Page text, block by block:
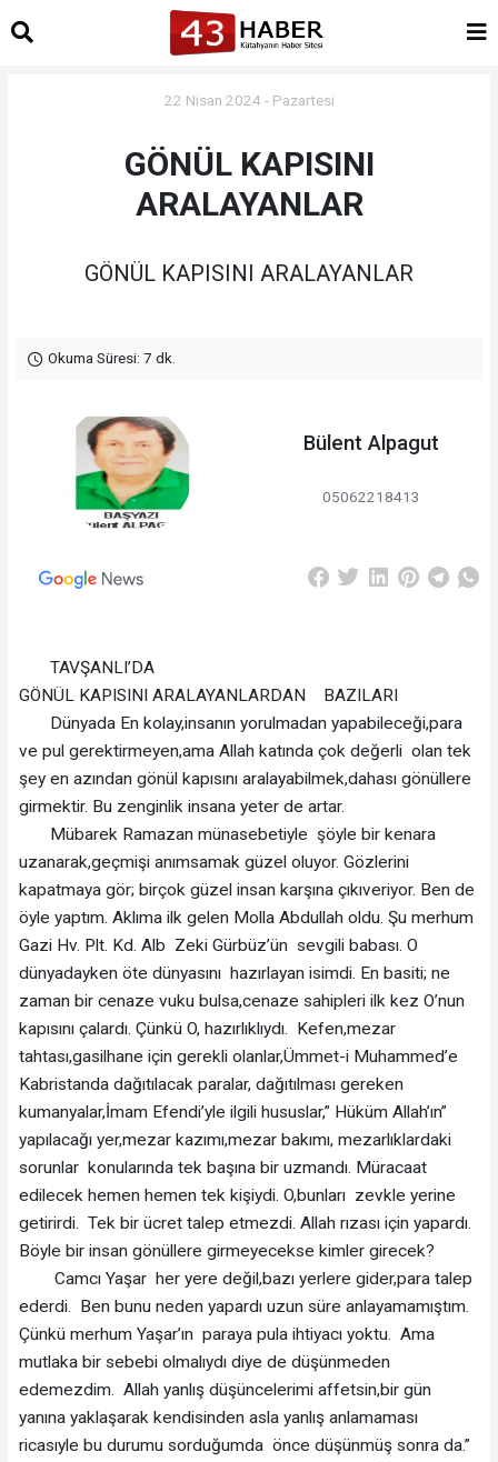
22 Nisan 2024 - Pazartesi
GÖNÜL KAPISINI
ARALAYANLAR
GÖNÜL KAPISINI ARALAYANLAR
Okuma Süresi: 7 dk.
Bülent Alpagut
05062218413
TAVŞANLI’DA
GÖNÜL KAPISINI ARALAYANLARDAN BAZILARI
Dünyada En kolay,insanın yorulmadan yapabileceği,para
ve pul gerektirmeyen,ama Allah katında çok değerli olan tek
şey en azından gönül kapısını aralayabilmek,dahası gönüllere
girmektir. Bu zenginlik insana yeter de artar.
Mübarek Ramazan münasebetiyle şöyle bir kenara
uzanarak,geçmişi anımsamak güzel oluyor. Gözlerini
kapatmaya gör; birçok güzel insan karşına çıkıveriyor. Ben de
öyle yaptım. Aklıma ilk gelen Molla Abdullah oldu. Şu merhum
Gazi Hv. Plt. Kd. Alb Zeki Gürbüz’ün sevgili babası. O
dünyadayken öte dünyasını hazırlayan isimdi. En basiti; ne
zaman bir cenaze vuku bulsa,cenaze sahipleri ilk kez O’nun
kapısını çalardı. Çünkü O, hazırlıklıydı. Kefen,mezar
tahtası,gasilhane için gerekli olanlar,Ümmet-i Muhammed’e
Kabristanda dağıtılacak paralar, dağıtılması gereken
kumanyalar,İmam Efendi’yle ilgili hususlar,” Hüküm Allah’ın”
yapılacağı yer,mezar kazımı,mezar bakımı, mezarlıklardaki
sorunlar konularında tek başına bir uzmandı. Müracaat
edilecek hemen hemen tek kişiydi. O,bunları zevkle yerine
getirirdi. Tek bir ücret talep etmezdi. Allah rızası için yapardı.
Böyle bir insan gönüllere girmeyecekse kimler girecek?
Camcı Yaşar her yere değil,bazı yerlere gider,para talep
ederdi. Ben bunu neden yapardı uzun süre anlayamamıştım.
Çünkü merhum Yaşar’ın paraya pula ihtiyacı yoktu. Ama
mutlaka bir sebebi olmalıydı diye de düşünmeden
edemezdim. Allah yanlış düşüncelerimi affetsin,bir gün
yanına yaklaşarak kendisinden asla yanlış anlamaması
ricasıyle bu durumu sorduğumda önce düşünmüş sonra da.”